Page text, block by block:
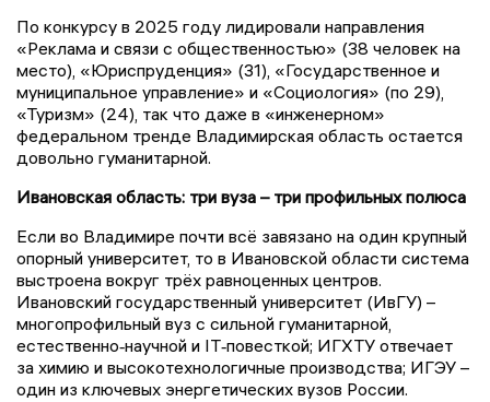
По конкурсу в 2025 году лидировали направления
«Реклама и связи с общественностью» (38 человек на
место), «Юриспруденция» (31), «Государственное и
муниципальное управление» и «Социология» (по 29),
«Туризм» (24), так что даже в «инженерном»
федеральном тренде Владимирская область остается
довольно гуманитарной.
Ивановская область: три вуза – три профильных полюса
Если во Владимире почти всё завязано на один крупный
опорный университет, то в Ивановской области система
выстроена вокруг трёх равноценных центров.
Ивановский государственный университет (ИвГУ) –
многопрофильный вуз с сильной гуманитарной,
естественно‑научной и IT‑повесткой; ИГХТУ отвечает
за химию и высокотехнологичные производства; ИГЭУ –
один из ключевых энергетических вузов России.